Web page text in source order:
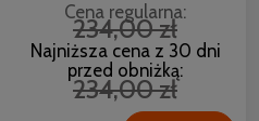
Cena regularna:
234,00 zł
Najniższa cena z 30 dni
przed obniżką:
234,00 zł